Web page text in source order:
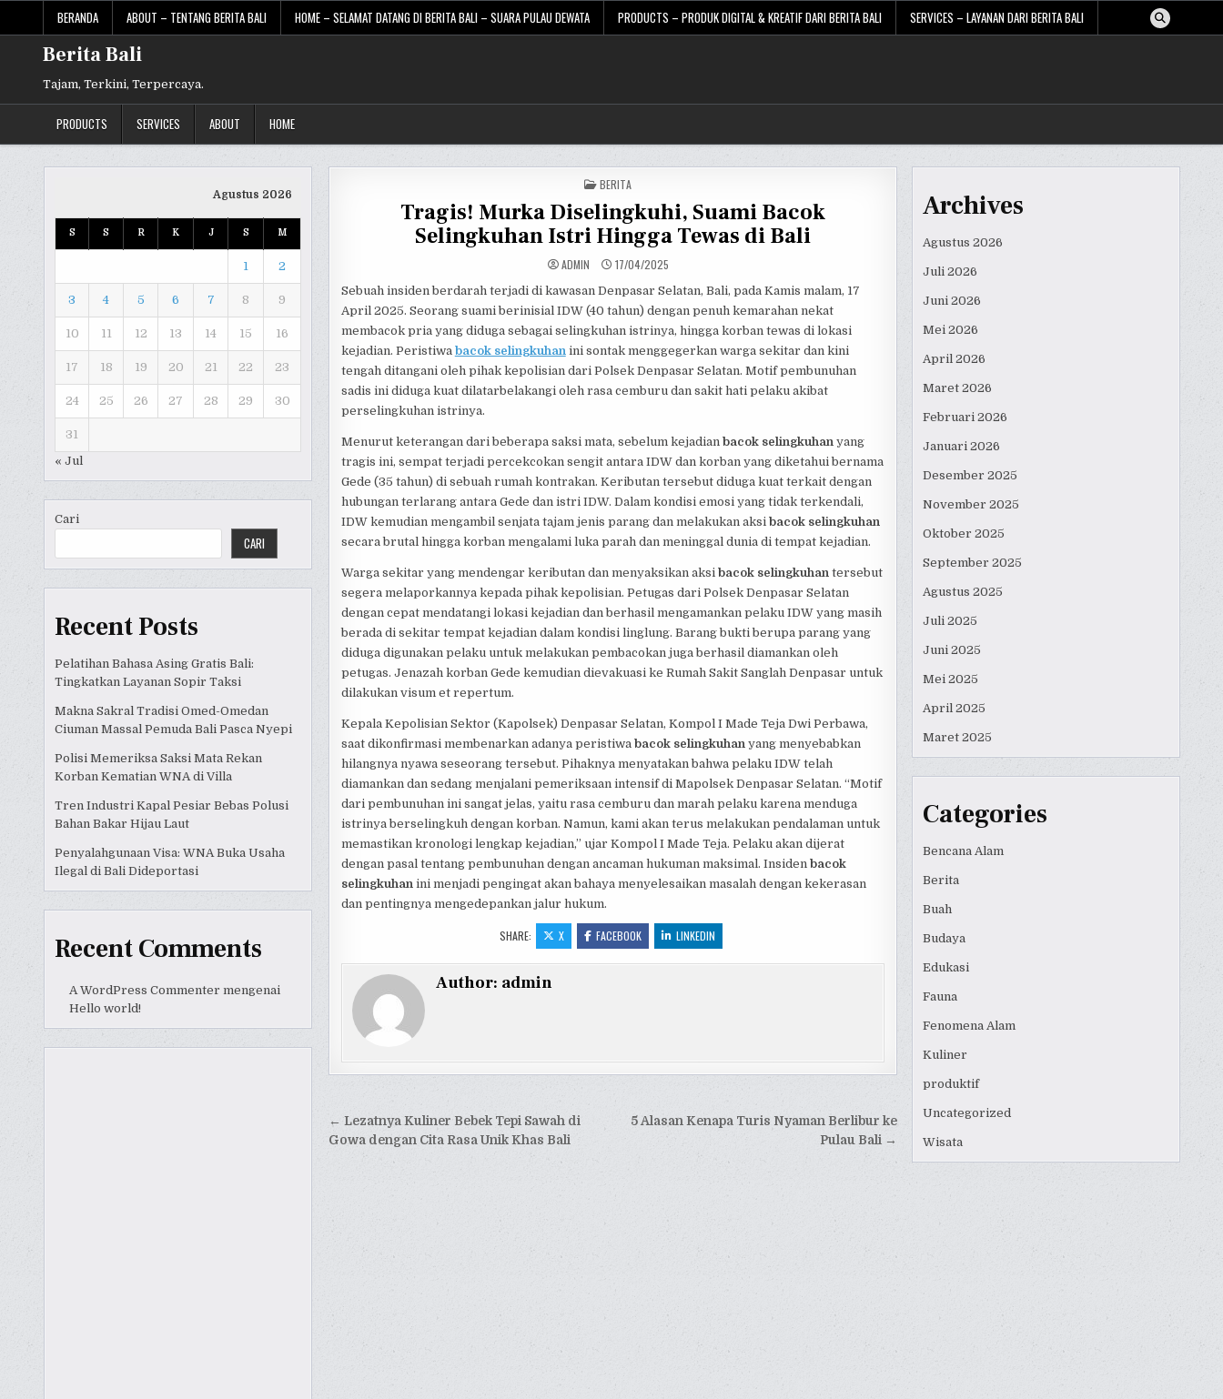
content
BERANDA ABOUT – TENTANG BERITA BALI HOME – SELAMAT DATANG DI BERITA BALI – SUARA PULAU DEWATA PRODUCTS – PRODUK DIGITAL & KREATIF DARI BERITA BALI SERVICES – LAYANAN DARI BERITA BALI
Berita Bali
Tajam, Terkini, Terpercaya.
PRODUCTS SERVICES ABOUT HOME
Agustus 2026
S S R K J S M
1 2
3 4 5 6 7 8 9
10 11 12 13 14 15 16
17 18 19 20 21 22 23
24 25 26 27 28 29 30
31
« Jul
Cari
CARI
Recent Posts
Pelatihan Bahasa Asing Gratis Bali:
Tingkatkan Layanan Sopir Taksi
Makna Sakral Tradisi Omed-Omedan
Ciuman Massal Pemuda Bali Pasca Nyepi
Polisi Memeriksa Saksi Mata Rekan
Korban Kematian WNA di Villa
Tren Industri Kapal Pesiar Bebas Polusi
Bahan Bakar Hijau Laut
Penyalahgunaan Visa: WNA Buka Usaha
Ilegal di Bali Dideportasi
Recent Comments
A WordPress Commenter mengenai
Hello world!
POSTED
IN
BERITA
Tragis! Murka Diselingkuhi, Suami Bacok
Selingkuhan Istri Hingga Tewas di Bali
ADMIN 17/04/2025
Sebuah insiden berdarah terjadi di kawasan Denpasar Selatan, Bali, pada Kamis malam, 17
April 2025. Seorang suami berinisial IDW (40 tahun) dengan penuh kemarahan nekat
membacok pria yang diduga sebagai selingkuhan istrinya, hingga korban tewas di lokasi
kejadian. Peristiwa bacok selingkuhanini sontak menggegerkan warga sekitar dan kini
tengah ditangani oleh pihak kepolisian dari Polsek Denpasar Selatan. Motif pembunuhan
sadis ini diduga kuat dilatarbelakangi oleh rasa cemburu dan sakit hati pelaku akibat
perselingkuhan istrinya.
Menurut keterangan dari beberapa saksi mata, sebelum kejadian bacok selingkuhanyang
tragis ini, sempat terjadi percekcokan sengit antara IDW dan korban yang diketahui bernama
Gede (35 tahun) di sebuah rumah kontrakan. Keributan tersebut diduga kuat terkait dengan
hubungan terlarang antara Gede dan istri IDW. Dalam kondisi emosi yang tidak terkendali,
IDW kemudian mengambil senjata tajam jenis parang dan melakukan aksi bacok selingkuhan
secara brutal hingga korban mengalami luka parah dan meninggal dunia di tempat kejadian.
Warga sekitar yang mendengar keributan dan menyaksikan aksi bacok selingkuhantersebut
segera melaporkannya kepada pihak kepolisian. Petugas dari Polsek Denpasar Selatan
dengan cepat mendatangi lokasi kejadian dan berhasil mengamankan pelaku IDW yang masih
berada di sekitar tempat kejadian dalam kondisi linglung. Barang bukti berupa parang yang
diduga digunakan pelaku untuk melakukan pembacokan juga berhasil diamankan oleh
petugas. Jenazah korban Gede kemudian dievakuasi ke Rumah Sakit Sanglah Denpasar untuk
dilakukan visum et repertum.
Kepala Kepolisian Sektor (Kapolsek) Denpasar Selatan, Kompol I Made Teja Dwi Perbawa,
saat dikonfirmasi membenarkan adanya peristiwa bacok selingkuhanyang menyebabkan
hilangnya nyawa seseorang tersebut. Pihaknya menyatakan bahwa pelaku IDW telah
diamankan dan sedang menjalani pemeriksaan intensif di Mapolsek Denpasar Selatan. “Motif
dari pembunuhan ini sangat jelas, yaitu rasa cemburu dan marah pelaku karena menduga
istrinya berselingkuh dengan korban. Namun, kami akan terus melakukan pendalaman untuk
memastikan kronologi lengkap kejadian,” ujar Kompol I Made Teja. Pelaku akan dijerat
dengan pasal tentang pembunuhan dengan ancaman hukuman maksimal. Insiden bacok
selingkuhanini menjadi pengingat akan bahaya menyelesaikan masalah dengan kekerasan
dan pentingnya mengedepankan jalur hukum.
SHARE: X FACEBOOK LINKEDIN
Author: admin
Navigasi
pos
5 Alasan Kenapa Turis Nyaman Berlibur ke
Pulau Bali →
← Lezatnya Kuliner Bebek Tepi Sawah di
Gowa dengan Cita Rasa Unik Khas Bali
Archives
Agustus 2026
Juli 2026
Juni 2026
Mei 2026
April 2026
Maret 2026
Februari 2026
Januari 2026
Desember 2025
November 2025
Oktober 2025
September 2025
Agustus 2025
Juli 2025
Juni 2025
Mei 2025
April 2025
Maret 2025
Categories
Bencana Alam
Berita
Buah
Budaya
Edukasi
Fauna
Fenomena Alam
Kuliner
produktif
Uncategorized
Wisata